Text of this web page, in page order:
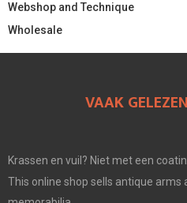
Webshop and Technique
Wholesale
VAAK
Krassen en vuil? Niet met een
This online shop sells antique arms